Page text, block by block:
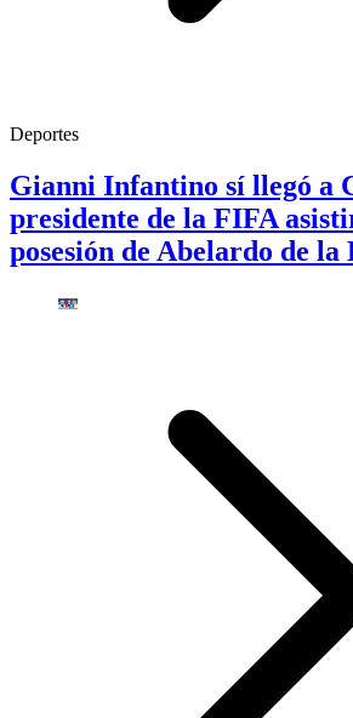
Deportes
Gianni Infantino sí llegó a
presidente de la FIFA
posesión de Abelardo de la